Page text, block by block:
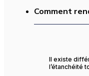
Comment
Il existe
l’étanchéité